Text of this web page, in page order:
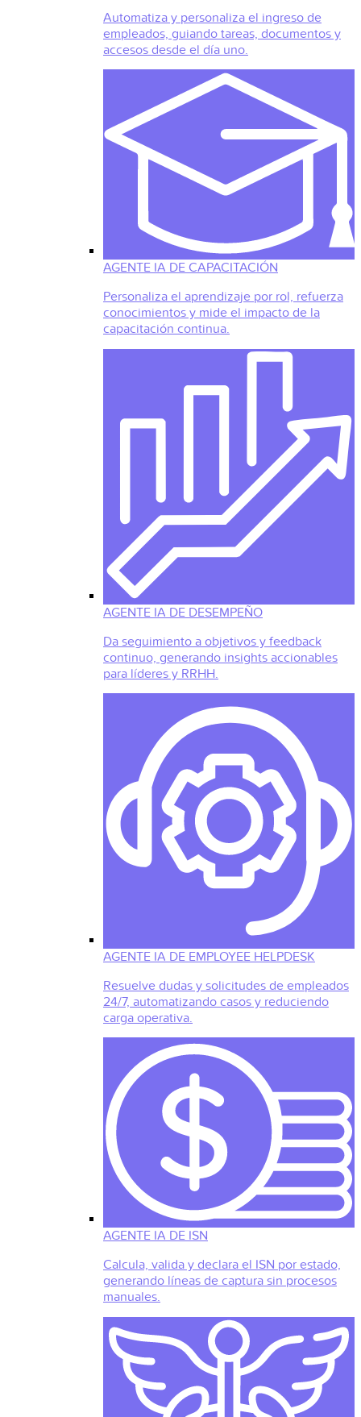
Automatiza y personaliza el ingreso de
empleados, guiando tareas, documentos y
accesos desde el día uno.
AGENTE IA DE CAPACITACIÓN
Personaliza el aprendizaje por rol, refuerza
conocimientos y mide el impacto de la
capacitación continua.
AGENTE IA DE DESEMPEÑO
Da seguimiento a objetivos y feedback
continuo, generando insights accionables
para líderes y RRHH.
AGENTE IA DE EMPLOYEE HELPDESK
Resuelve dudas y solicitudes de empleados
24/7, automatizando casos y reduciendo
carga operativa.
AGENTE IA DE ISN
Calcula, valida y declara el ISN por estado,
generando líneas de captura sin procesos
manuales.